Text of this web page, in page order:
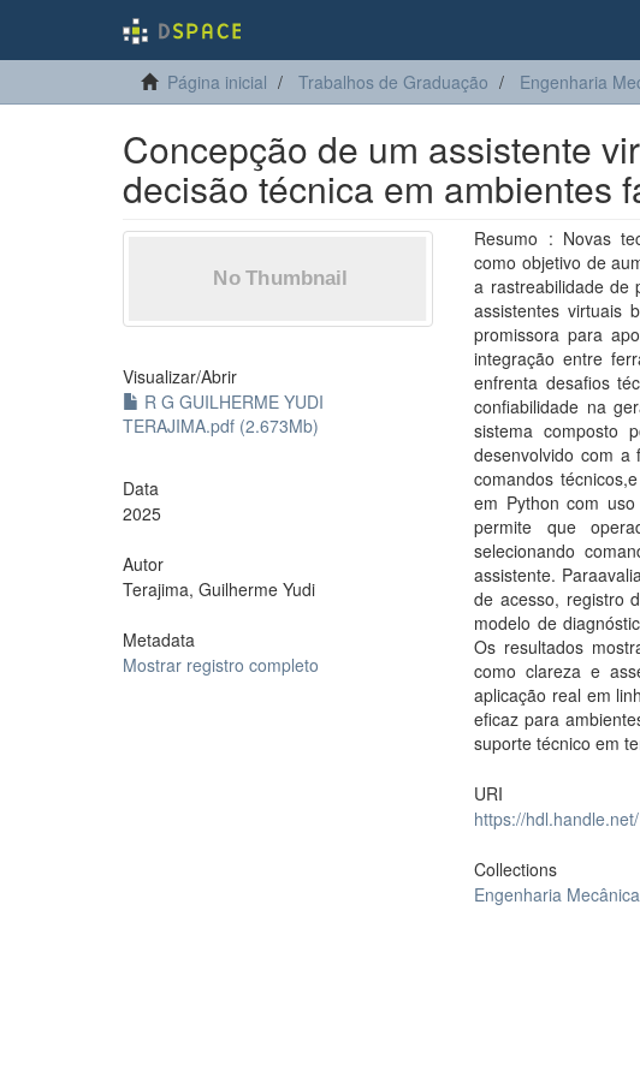
Página inicial Trabalhos de Graduação Engenharia
Concepção de um assistente
decisão técnica em ambientes
Visualizar/Abrir
R G GUILHERME YUDI
TERAJIMA.pdf (2.673Mb)
Data
2025
Autor
Terajima, Guilherme Yudi
Metadata
Mostrar registro completo
Resumo : Novas
como objetivo de
a rastreabilidade de
assistentes virtuais
promissora para
integração entre
enfrenta desafios
confiabilidade na
sistema composto
desenvolvido com a
comandos
em Python com
permite que
selecionando
assistente.
de acesso, registro
modelo de
Os resultados
como clareza e
aplicação real em
eficaz para
suporte técnico em
URI
https://
Collections
Engenharia Mecânica